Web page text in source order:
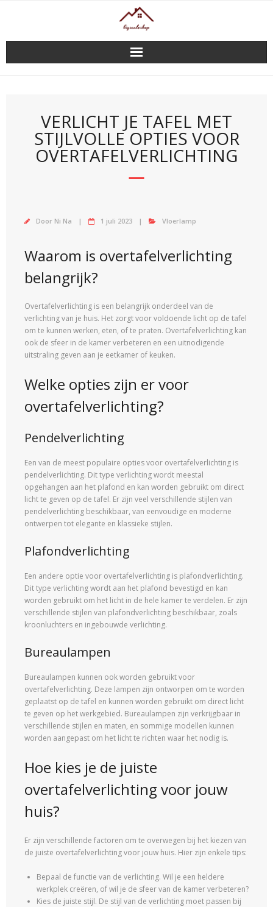
VERLICHT JE TAFEL MET
STIJLVOLLE OPTIES VOOR
OVERTAFELVERLICHTING
Door Ni Na 1 juli 2023 Vloerlamp
Waarom is overtafelverlichting
belangrijk?
Overtafelverlichting is een belangrijk onderdeel van de
verlichting van je huis. Het zorgt voor voldoende licht op de tafel
om te kunnen werken, eten, of te praten. Overtafelverlichting kan
ook de sfeer in de kamer verbeteren en een uitnodigende
uitstraling geven aan je eetkamer of keuken.
Welke opties zijn er voor
overtafelverlichting?
Pendelverlichting
Een van de meest populaire opties voor overtafelverlichting is
pendelverlichting. Dit type verlichting wordt meestal
opgehangen aan het plafond en kan worden gebruikt om direct
licht te geven op de tafel. Er zijn veel verschillende stijlen van
pendelverlichting beschikbaar, van eenvoudige en moderne
ontwerpen tot elegante en klassieke stijlen.
Plafondverlichting
Een andere optie voor overtafelverlichting is plafondverlichting.
Dit type verlichting wordt aan het plafond bevestigd en kan
worden gebruikt om het licht in de hele kamer te verdelen. Er zijn
verschillende stijlen van plafondverlichting beschikbaar, zoals
kroonluchters en ingebouwde verlichting.
Bureaulampen
Bureaulampen kunnen ook worden gebruikt voor
overtafelverlichting. Deze lampen zijn ontworpen om te worden
geplaatst op de tafel en kunnen worden gebruikt om direct licht
te geven op het werkgebied. Bureaulampen zijn verkrijgbaar in
verschillende stijlen en maten, en sommige modellen kunnen
worden aangepast om het licht te richten waar het nodig is.
Hoe kies je de juiste
overtafelverlichting voor jouw
huis?
Er zijn verschillende factoren om te overwegen bij het kiezen van
de juiste overtafelverlichting voor jouw huis. Hier zijn enkele tips:
Bepaal de functie van de verlichting. Wil je een heldere
werkplek creëren, of wil je de sfeer van de kamer verbeteren?
Kies de juiste stijl. De stijl van de verlichting moet passen bij